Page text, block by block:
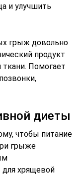
вырезке;
их
дисков;
которые
белка,
вареном виде, а
с